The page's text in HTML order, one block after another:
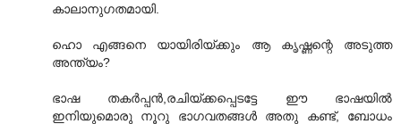
കാലാനുഗതമായി.
ഹൊ എങ്ങനെ യായിരിയ്ക്കും ആ കൃഷ്ണന്റെ അടുത്ത
അന്ത്യം?
ഭാഷ തകര്‍പ്പന്‍,രചിയ്ക്കപ്പെടട്ടേ ഈ ഭാഷയില്‍
ഇനിയുമൊരു നൂറു ഭാഗവതങ്ങള്‍ അതു കണ്ട്, ബോധം